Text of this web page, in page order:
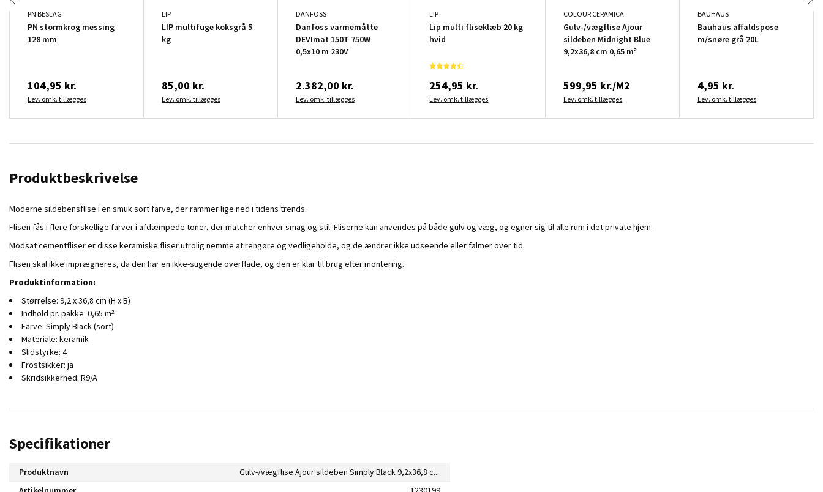
PN BESLAG
PN stormkrog messing
128 mm
104,95 kr.
Lev. omk. tillægges
LIP
LIP multifuge koksgrå 5
kg
85,00 kr.
Lev. omk. tillægges
DANFOSS
Danfoss varmemåtte
DEVImat 150T 750W
0,5x10 m 230V
2.382,00 kr.
Lev. omk. tillægges
LIP
Lip multi fliseklæb 20 kg
hvid
254,95 kr.
Lev. omk. tillægges
COLOUR CERAMICA
Gulv-/vægflise Ajour
sildeben Midnight Blue
9,2x36,8 cm 0,65 m²
599,95 kr./M2
Lev. omk. tillægges
BAUHAUS
Bauhaus affaldspose
m/snøre grå 20L
4,95 kr.
Lev. omk. tillægges
Produktbeskrivelse
Moderne sildebensflise i en smuk sort farve, der rammer lige ned i tidens trends.
Flisen fås i flere forskellige farver i afdæmpede toner, der matcher enhver smag og stil. Fliserne kan anvendes på både gulv og væg, og egner sig til alle rum i det private hjem.
Modsat cementfliser er disse keramiske fliser utrolig nemme at rengøre og vedligeholde, og de ændrer ikke udseende eller falmer over tid.
Flisen skal ikke imprægneres, da den har en ikke-sugende overflade, og den er klar til brug efter montering.
Produktinformation:
Størrelse: 9,2 x 36,8 cm (H x B)
Indhold pr. pakke: 0,65 m²
Farve: Simply Black (sort)
Materiale: keramik
Slidstyrke: 4
Frostsikker: ja
Skridsikkerhed: R9/A
Specifikationer
Produktnavn
Gulv-/vægflise Ajour sildeben Simply Black 9,2x36,8 cm 0,65 m²